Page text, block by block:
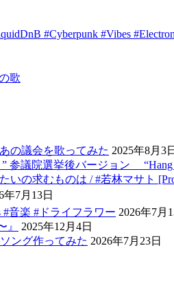
#Cyberpunk #Vibes
歌
の議会を歌ってみた 2025年8月3日
参議院選挙後バージョン
の求むものは / #若林マサト
年7月13日
音楽 #ドライフラワー 2026年7月
2025年12月4日
ング作ってみた 2026年7月23日